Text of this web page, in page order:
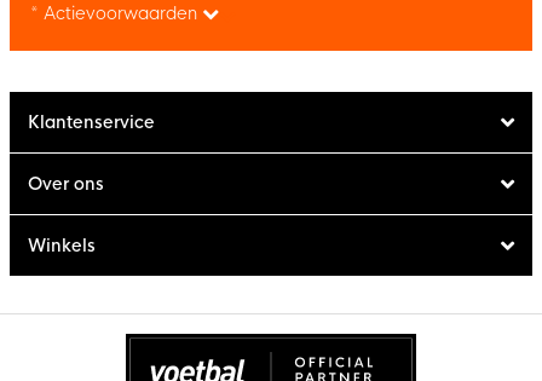
* Actievoorwaarden
Klantenservice
Over ons
Winkels